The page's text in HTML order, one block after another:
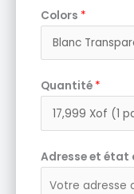
Colors *
Quantité *
Adresse et état